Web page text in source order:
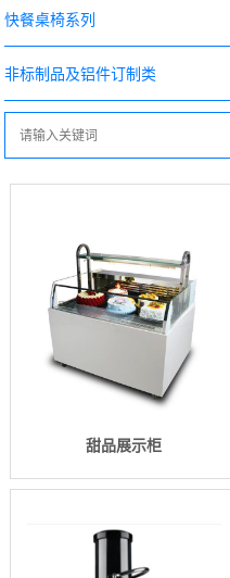
快餐桌椅系列
非标制品及铝件订制类
甜品展示柜